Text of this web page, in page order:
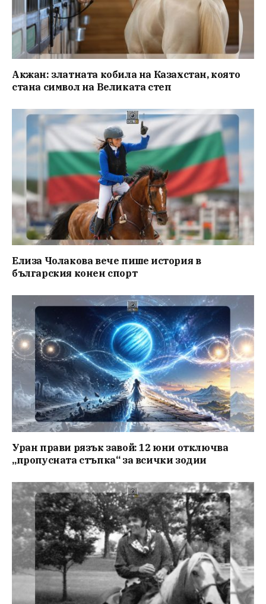
Акжан: златната кобила на Казахстан, която
стана символ на Великата степ
Елиза Чолакова вече пише история в
българския конен спорт
Уран прави рязък завой: 12 юни отключва
„пропусната стъпка“ за всички зодии